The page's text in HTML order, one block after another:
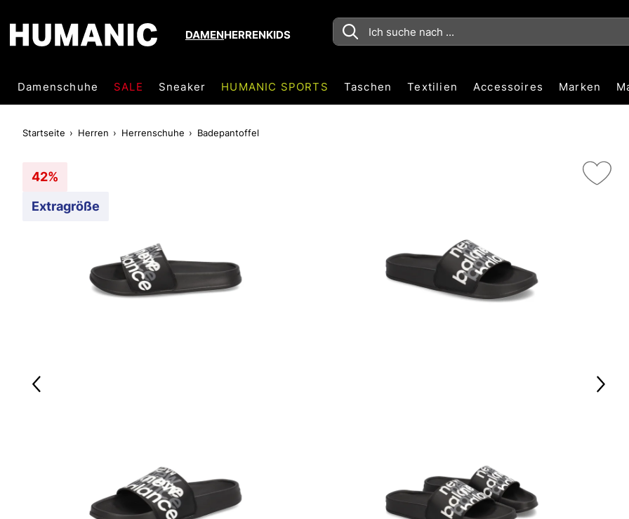
DAMENHERRENKIDS
Damenschuhe SALE Sneaker HUMANIC SPORTS Taschen Textilien Accessoires Marken
Startseite Herren Herrenschuhe Badepantoffel
42%
Extragröße